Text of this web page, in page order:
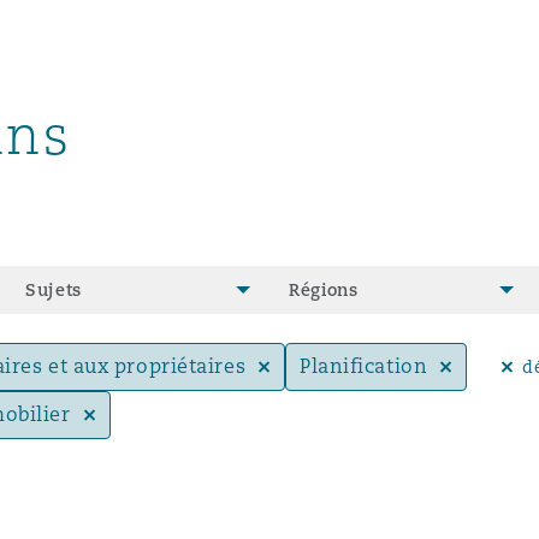
Sujets Régions
et aux propriétaires
Planification